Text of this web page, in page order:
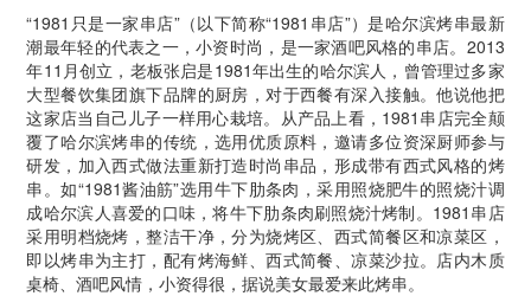
“1981只是一家串店”（以下简称“1981串店”）是哈尔滨烤串最新
潮最年轻的代表之一，小资时尚，是一家酒吧风格的串店。2013
年11月创立，老板张启是1981年出生的哈尔滨人，曾管理过多家
大型餐饮集团旗下品牌的厨房，对于西餐有深入接触。他说他把
这家店当自己儿子一样用心栽培。从产品上看，1981串店完全颠
覆了哈尔滨烤串的传统，选用优质原料，邀请多位资深厨师参与
研发，加入西式做法重新打造时尚串品，形成带有西式风格的烤
串。如“1981酱油筋”选用牛下肋条肉，采用照烧肥牛的照烧汁调
成哈尔滨人喜爱的口味，将牛下肋条肉刷照烧汁烤制。1981串店
采用明档烧烤，整洁干净，分为烧烤区、西式简餐区和凉菜区，
即以烤串为主打，配有烤海鲜、西式简餐、凉菜沙拉。店内木质
桌椅、酒吧风情，小资得很，据说美女最爱来此烤串。